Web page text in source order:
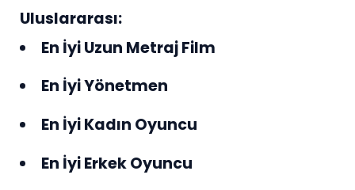
Uluslararası:
En İyi Uzun Metraj Film
En İyi Yönetmen
En İyi Kadın Oyuncu
En İyi Erkek Oyuncu